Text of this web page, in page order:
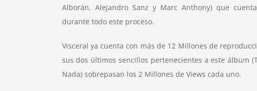
Alborán, Alejandro Sanz y Marc Anthony) que
durante todo este proceso.
Visceral ya cuenta con más de 12 Millones de
sus dos últimos sencillos pertenecientes a este álbum
Nada) sobrepasan los 2 Millones de Views cada uno.